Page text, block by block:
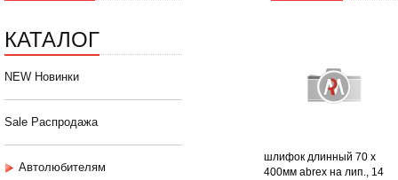
КАТАЛОГ
NEW Новинки
Sale Распродажа
Автолюбителям
шлифок длинный 70 х
400мм abrex на лип., 14